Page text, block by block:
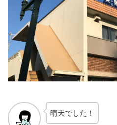
晴天でした！